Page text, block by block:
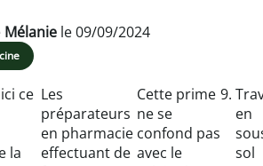
Mélanie le 09/09/2024
ce
la
Les
préparateurs
en pharmacie
effectuant de
Cette prime
ne se
confond pas
avec le
en
sol